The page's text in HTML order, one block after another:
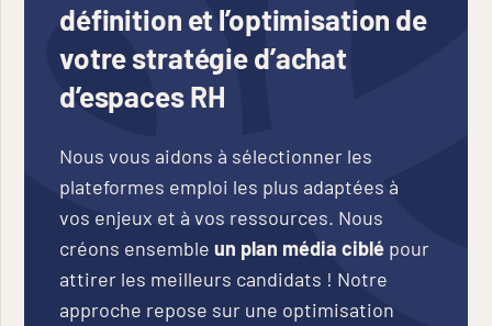
définition et l’optimisation de
votre stratégie d’achat
d’espaces RH
Nous vous aidons à sélectionner les
plateformes emploi les plus adaptées à
vos enjeux et à vos ressources. Nous
créons ensemble un plan média ciblépour
attirer les meilleurs candidats ! Notre
approche repose sur une optimisation